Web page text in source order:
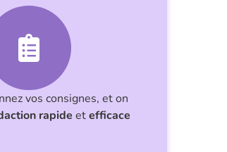
vos consignes, et on
rapide etefficace